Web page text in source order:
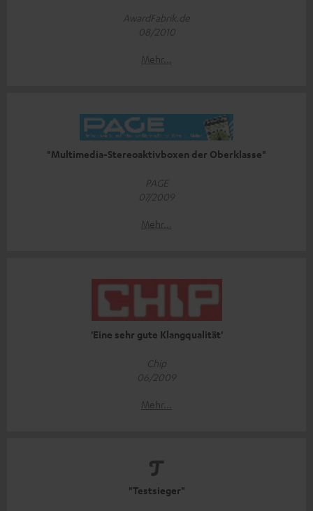
AwardFabrik.de
08/2010
Mehr...
"Multimedia-Stereoaktivboxen der Oberklasse"
PAGE
07/2009
Mehr...
'Eine sehr gute Klangqualität'
Chip
06/2009
Mehr...
"Testsieger"